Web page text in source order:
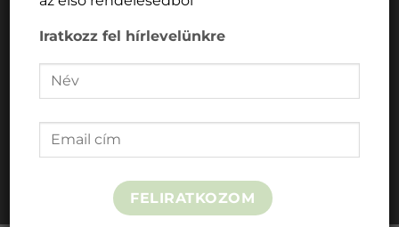
fermentált
Rostforrás
Vitaminforrás
1.000 Ft /
főétkezés
Iratkozz fel hírlevelünkre
FELIRATKOZOM